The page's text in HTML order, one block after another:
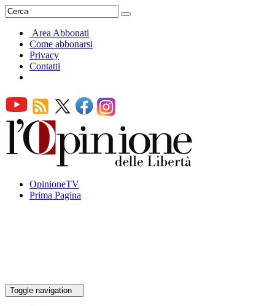
Area Abbonati
Come abbonarsi
Privacy
Contatti
OpinioneTV
Prima Pagina
Toggle navigation